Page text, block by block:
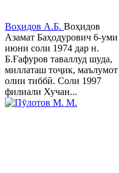
Воҳидов А.Б. Воҳидов
Азамат Баҳодурович 6-уми
июни соли 1974 дар н.
Б.Ғафуров таваллуд шуда,
миллаташ тоҷик, маълумот
олии тиббӣ. Соли 1997
филиали Хучан...